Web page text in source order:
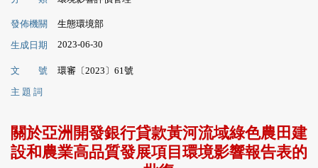
發佈機關
生態環境部
生成日期
2023-06-30
文 號
環審〔2023〕61號
主 題 詞
關於亞洲開發銀行貸款黃河流域綠色農田建
設和農業高品質發展項目環境影響報告表的